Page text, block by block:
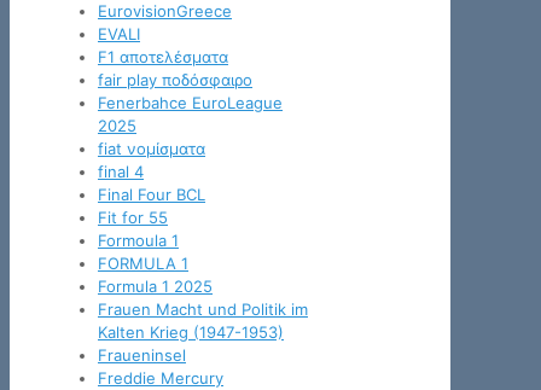
EurovisionGreece
EVALI
F1 αποτελέσματα
fair play ποδόσφαιρο
Fenerbahce EuroLeague
2025
fiat νομίσματα
final 4
Final Four BCL
Fit for 55
Formoula 1
FORMULA 1
Formula 1 2025
Frauen Macht und Politik im
Kalten Krieg (1947-1953)
Fraueninsel
Freddie Mercury